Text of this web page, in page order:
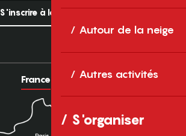
Autour de la neige
Autres activités
S'organiser
S'inscrire à la newsletter
France Europe